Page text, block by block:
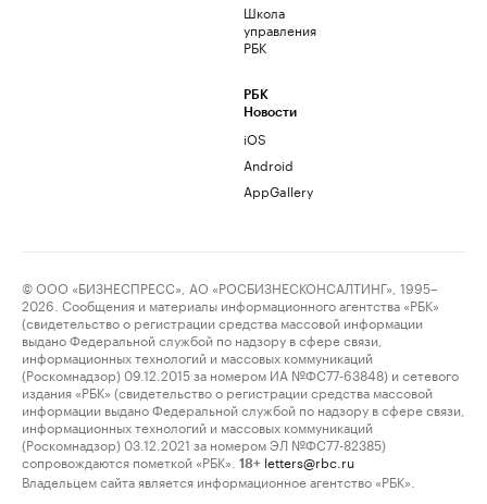
Школа
управления
РБК
РБК
Новости
iOS
Android
AppGallery
© ООО «БИЗНЕСПРЕСС», АО «РОСБИЗНЕСКОНСАЛТИНГ», 1995–
2026. Сообщения и материалы информационного агентства «РБК»
(свидетельство о регистрации средства массовой информации
выдано Федеральной службой по надзору в сфере связи,
информационных технологий и массовых коммуникаций
(Роскомнадзор) 09.12.2015 за номером ИА №ФС77-63848) и сетевого
издания «РБК» (свидетельство о регистрации средства массовой
информации выдано Федеральной службой по надзору в сфере связи,
информационных технологий и массовых коммуникаций
(Роскомнадзор) 03.12.2021 за номером ЭЛ №ФС77-82385)
сопровождаются пометкой «РБК».
18+ letters@rbc.ru
Владельцем сайта является информационное агентство «РБК».